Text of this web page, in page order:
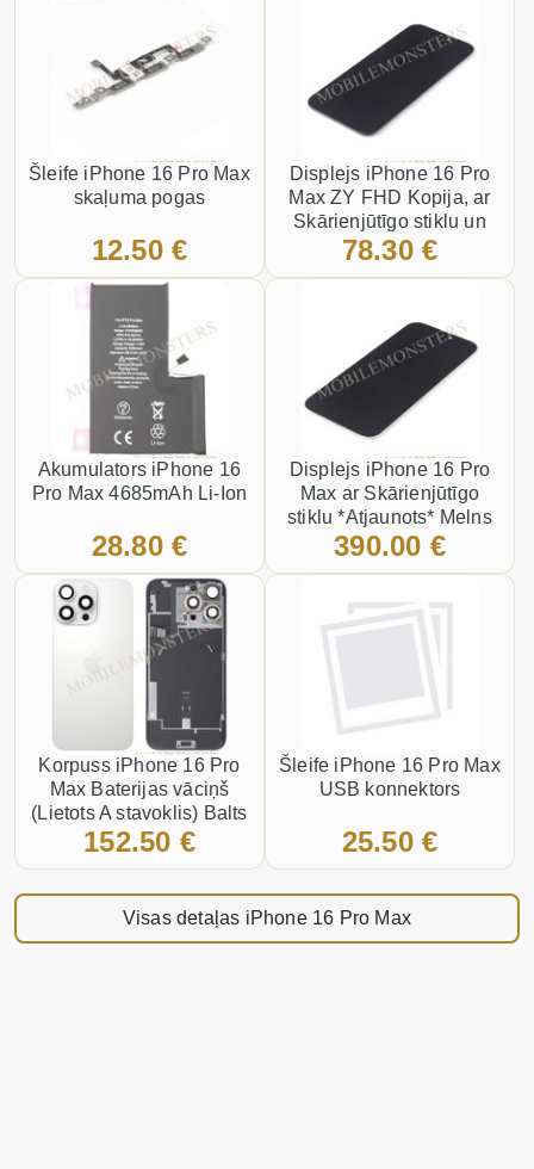
Šleife iPhone 16 Pro Max
skaļuma pogas
12.50 €
Displejs iPhone 16 Pro
Max ZY FHD Kopija, ar
Skārienjūtīgo stiklu un
apkart ramiti Melns
78.30 €
Akumulators iPhone 16
Pro Max 4685mAh Li-Ion
28.80 €
Displejs iPhone 16 Pro
Max ar Skārienjūtīgo
stiklu *Atjaunots* Melns
390.00 €
Korpuss iPhone 16 Pro
Max Baterijas vāciņš
(Lietots A stavoklis) Balts
152.50 €
Šleife iPhone 16 Pro Max
USB konnektors
25.50 €
Visas detaļas iPhone 16 Pro Max